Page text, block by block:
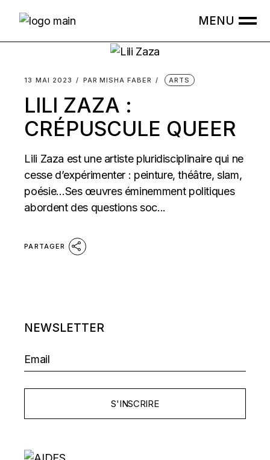
13 MAI 2023 PAR MISHA FABER ARTS
LILI ZAZA :
CRÉPUSCULE QUEER
Lili Zaza est une artiste pluridisciplinaire qui ne
cesse d’expérimenter : peinture, théâtre, slam,
poésie…Ses œuvres éminemment politiques
abordent des questions soc...
PARTAGER
NEWSLETTER
S'INSCRIRE